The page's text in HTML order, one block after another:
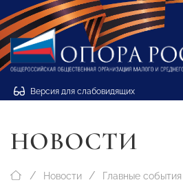
Версия для слабовидящих
НОВОСТИ
Новости Главные события